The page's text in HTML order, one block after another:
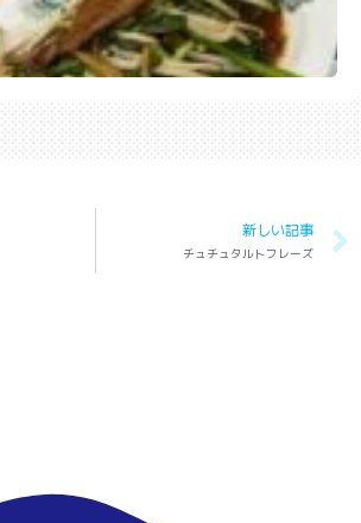
新しい記事
チュチュタルトフレーズ